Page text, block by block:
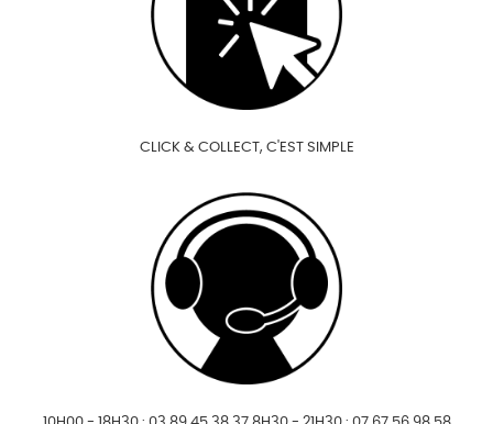
CLICK & COLLECT, C'EST SIMPLE